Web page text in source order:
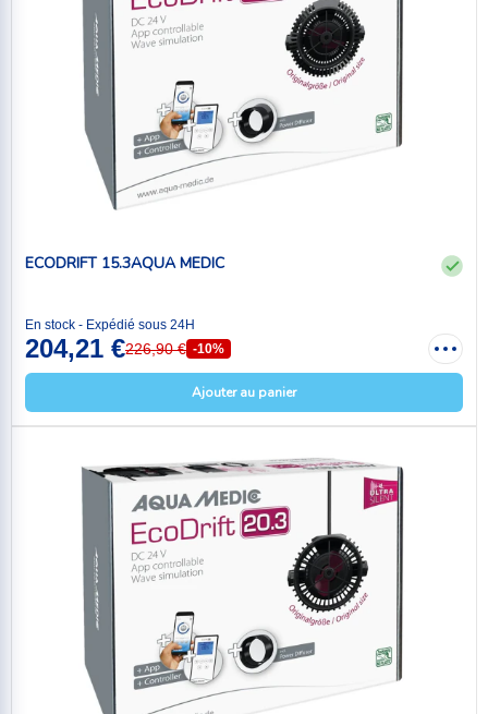
ECODRIFT 15.3AQUA MEDIC
En stock - Expédié sous 24H
204,21 €226,90 € -10%
Ajouter au panier